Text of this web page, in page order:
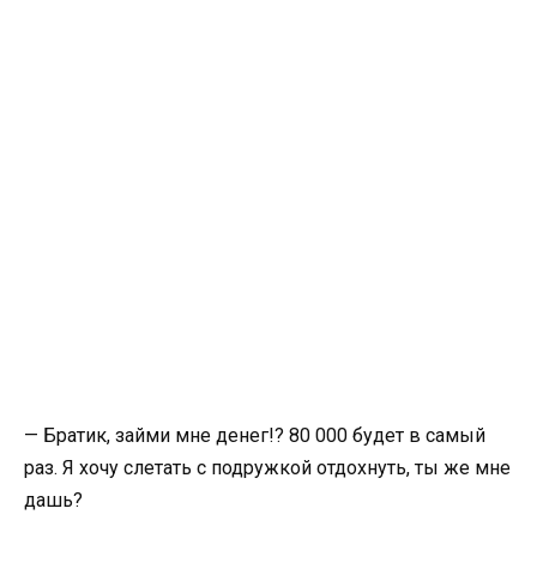
— Братик, займи мне денег!? 80 000 будет в самый
раз. Я хочу слетать с подружкой отдохнуть, ты же мне
дашь?